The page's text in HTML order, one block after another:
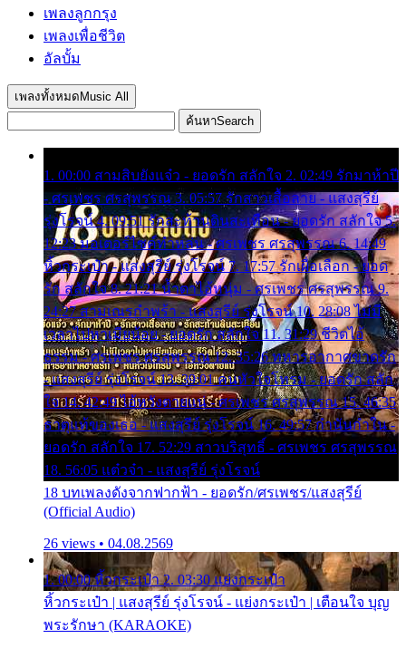
เพลงลูกกรุง
เพลงเพื่อชีวิต
อัลบั้ม
เพลงทั้งหมด Music All
ค้นหาSearch
1. 00:00 สามสิบยังแจ๋ว - ยอดรัก สลักใจ 2. 02:49 รักมาห้าปี
- ศรเพชร ศรสุพรรณ 3. 05:57 รักสาวเสื้อลาย - แสงสุรีย์
รุ่งโรจน์ 4. 09:51 รักสะท้านดินสะเทือน - ยอดรัก สลักใจ 5.
12:23 มอเตอร์ไซค์ทำหล่น - ศรเพชร ศรสุพรรณ 6. 14:49
หิ้วกระเป๋า - แสงสุรีย์ รุ่งโรจน์ 7. 17:57 รักเผื่อเลือก - ยอด
รัก สลักใจ 8. 21:21 น้ำตาไอ้หนุ่ม - ศรเพชร ศรสุพรรณ 9.
24:27 สามเณรกำพร้า - แสงสุรีย์ รุ่งโรจน์ 10. 28:08 ไม่มี
เวลาไปหาเมียน้อย - ยอดรัก สลักใจ 11. 31:29 ชีวิตไอ้
ธรรม - ศรเพชร ศรสุพรรณ 12. 35:26 ทหารอากาศขาดรัก
- แสงสุรีย์ รุ่งโรจน์ 13. 39:01 คนหัวใจโทรม - ยอดรัก สลัก
ใจ 14. 42:49 ไอ้หวังตายแน่ - ศรเพชร ศรสุพรรณ 15. 46:35
ธาตุแท้ของเธอ - แสงสุรีย์ รุ่งโรจน์ 16. 49:57 กำนันกำใน -
ยอดรัก สลักใจ 17. 52:29 สาวบริสุทธิ์ - ศรเพชร ศรสุพรรณ
18. 56:05 แต๋วจ๋า - แสงสุรีย์ รุ่งโรจน์
18 บทเพลงดังจากฟากฟ้า - ยอดรัก/ศรเพชร/แสงสุรีย์
(Official Audio)
26 views • 04.08.2569
1. 00:00 หิ้วกระเป๋า 2. 03:30 แย่งกระเป๋า
หิ้วกระเป๋า | แสงสุรีย์ รุ่งโรจน์ - แย่งกระเป๋า | เตือนใจ บุญ
พระรักษา (KARAOKE)